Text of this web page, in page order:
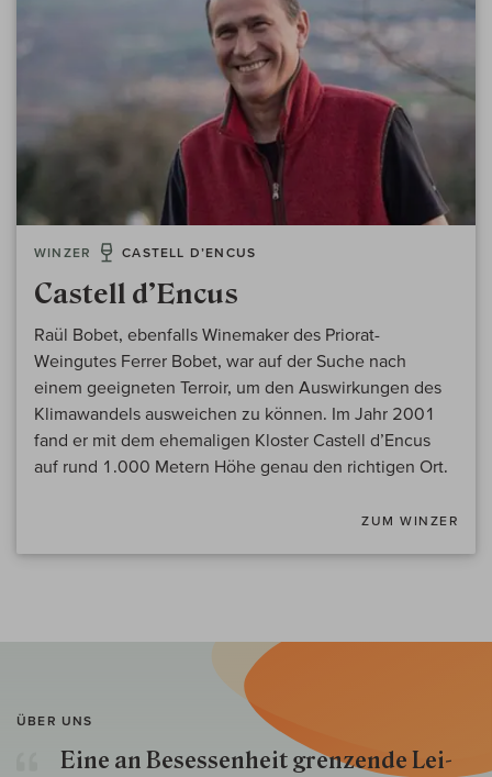
WINZER CASTELL D’ENCUS
Castell d’Encus
Raül Bobet, ebenfalls Winemaker des Priorat-
Weingutes Ferrer Bobet, war auf der Suche nach
einem geeigneten Terroir, um den Auswirkungen des
Klimawandels ausweichen zu können. Im Jahr 2001
fand er mit dem ehemaligen Kloster Castell d’Encus
auf rund 1.000 Metern Höhe genau den richtigen Ort.
ZUM WINZER
ÜBER UNS
Eine an Besessenheit gren­zende Lei­